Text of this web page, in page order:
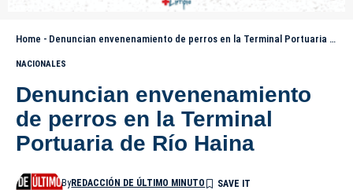
Home - Denuncian envenenamiento de perros en la Terminal Portuaria de Río Haina
NACIONALES
Denuncian envenenamiento
de perros en la Terminal
Portuaria de Río Haina
ByREDACCIÓN DE ÚLTIMO MINUTO